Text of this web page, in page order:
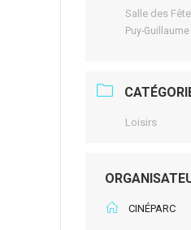
Salle des
Puy-Guillaume
Loisirs
CINÉPARC